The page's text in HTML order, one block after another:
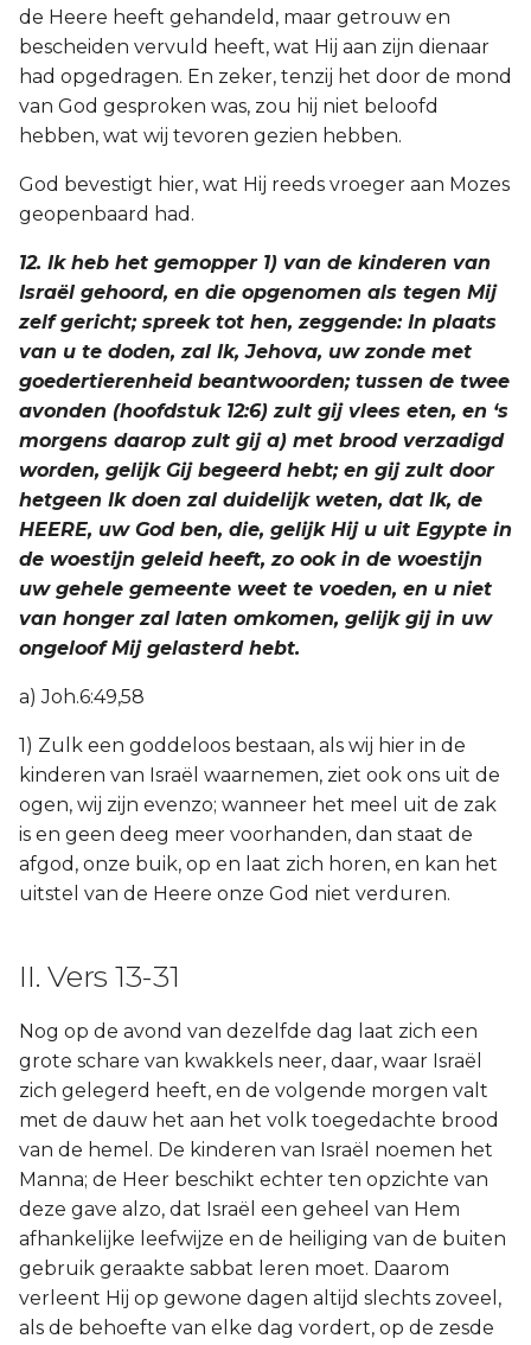
de Heere heeft gehandeld, maar getrouw en
bescheiden vervuld heeft, wat Hij aan zijn dienaar
had opgedragen. En zeker, tenzij het door de mond
van God gesproken was, zou hij niet beloofd
hebben, wat wij tevoren gezien hebben.
God bevestigt hier, wat Hij reeds vroeger aan Mozes
geopenbaard had.
12. Ik heb het gemopper 1) van de kinderen van
Israël gehoord, en die opgenomen als tegen Mij
zelf gericht; spreek tot hen, zeggende: In plaats
van u te doden, zal Ik, Jehova, uw zonde met
goedertierenheid beantwoorden; tussen de twee
avonden (hoofdstuk 12:6) zult gij vlees eten, en ‘s
morgens daarop zult gij a) met brood verzadigd
worden, gelijk Gij begeerd hebt; en gij zult door
hetgeen Ik doen zal duidelijk weten, dat Ik, de
HEERE, uw God ben, die, gelijk Hij u uit Egypte in
de woestijn geleid heeft, zo ook in de woestijn
uw gehele gemeente weet te voeden, en u niet
van honger zal laten omkomen, gelijk gij in uw
ongeloof Mij gelasterd hebt.
a) Joh.6:49,58
1) Zulk een goddeloos bestaan, als wij hier in de
kinderen van Israël waarnemen, ziet ook ons uit de
ogen, wij zijn evenzo; wanneer het meel uit de zak
is en geen deeg meer voorhanden, dan staat de
afgod, onze buik, op en laat zich horen, en kan het
uitstel van de Heere onze God niet verduren.
II. Vers 13-31
Nog op de avond van dezelfde dag laat zich een
grote schare van kwakkels neer, daar, waar Israël
zich gelegerd heeft, en de volgende morgen valt
met de dauw het aan het volk toegedachte brood
van de hemel. De kinderen van Israël noemen het
Manna; de Heer beschikt echter ten opzichte van
deze gave alzo, dat Israël een geheel van Hem
afhankelijke leefwijze en de heiliging van de buiten
gebruik geraakte sabbat leren moet. Daarom
verleent Hij op gewone dagen altijd slechts zoveel,
als de behoefte van elke dag vordert, op de zesde